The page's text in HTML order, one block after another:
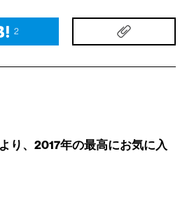
2
り、2017年の最高にお気に入